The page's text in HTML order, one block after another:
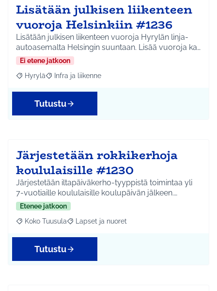
Lisätään julkisen liikenteen
vuoroja Helsinkiin #1236
Lisätään julkisen liikenteen vuoroja Hyrylän linja-
autoasemalta Helsingin suuntaan. Lisää vuoroja ka…
Ei etene jatkoon
Rajaa tulokset aihepiirin mukaan: Hyrylä
Hyrylä Rajaa tulokset teeman mukaan: Infra ja liikenne
Infra ja liikenne
Tutustu
Järjestetään rokkikerhoja
koululaisille #1230
Järjestetään iltapäiväkerho-tyyppistä toimintaa yli
7-vuotiaille koululaisille koulupäivän jälkeen.…
Etenee jatkoon
Rajaa tulokset aihepiirin mukaan: Koko Tuusula
Koko Tuusula Rajaa tulokset teeman mukaan: Lapset ja
Lapset ja nuoret
Tutustu